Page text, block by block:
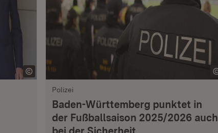
Polizei
Baden-Württemberg punktet in
der Fußballsaison 2025/2026 auch